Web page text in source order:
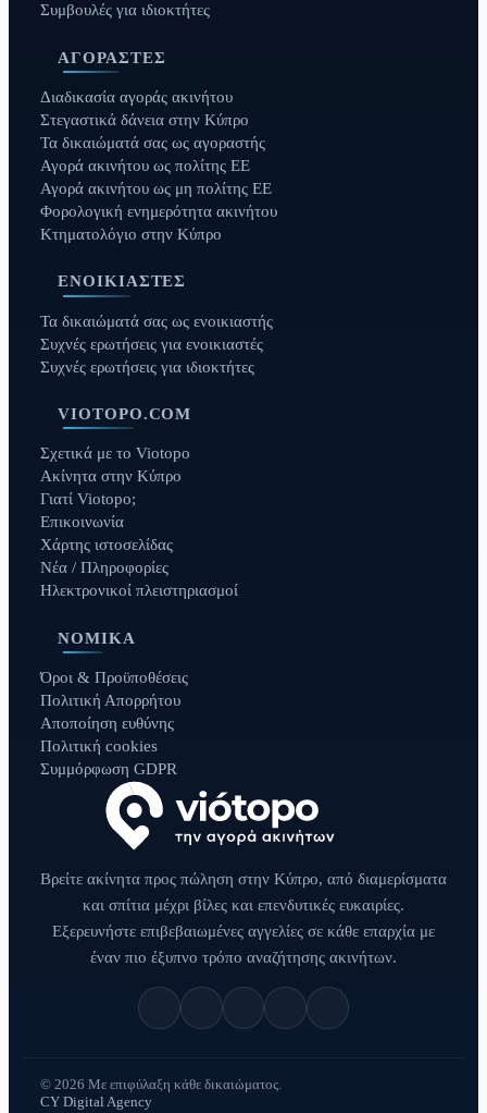
Συμβουλές για ιδιοκτήτες
ΑΓΟΡΑΣΤΈΣ
Διαδικασία αγοράς ακινήτου
Στεγαστικά δάνεια στην Κύπρο
Τα δικαιώματά σας ως αγοραστής
Αγορά ακινήτου ως πολίτης ΕΕ
Αγορά ακινήτου ως μη πολίτης ΕΕ
Φορολογική ενημερότητα ακινήτου
Κτηματολόγιο στην Κύπρο
ΕΝΟΙΚΙΑΣΤΈΣ
Τα δικαιώματά σας ως ενοικιαστής
Συχνές ερωτήσεις για ενοικιαστές
Συχνές ερωτήσεις για ιδιοκτήτες
VIOTOPO.COM
Σχετικά με το Viotopo
Ακίνητα στην Κύπρο
Γιατί Viotopo;
Επικοινωνία
Χάρτης ιστοσελίδας
Νέα / Πληροφορίες
Ηλεκτρονικοί πλειστηριασμοί
ΝΟΜΙΚΆ
Όροι & Προϋποθέσεις
Πολιτική Απορρήτου
Αποποίηση ευθύνης
Πολιτική cookies
Συμμόρφωση GDPR
Βρείτε ακίνητα προς πώληση στην Κύπρο, από διαμερίσματα
και σπίτια μέχρι βίλες και επενδυτικές ευκαιρίες.
Εξερευνήστε επιβεβαιωμένες αγγελίες σε κάθε επαρχία με
έναν πιο έξυπνο τρόπο αναζήτησης ακινήτων.
© 2026 Με επιφύλαξη κάθε δικαιώματος.
CY Digital Agency